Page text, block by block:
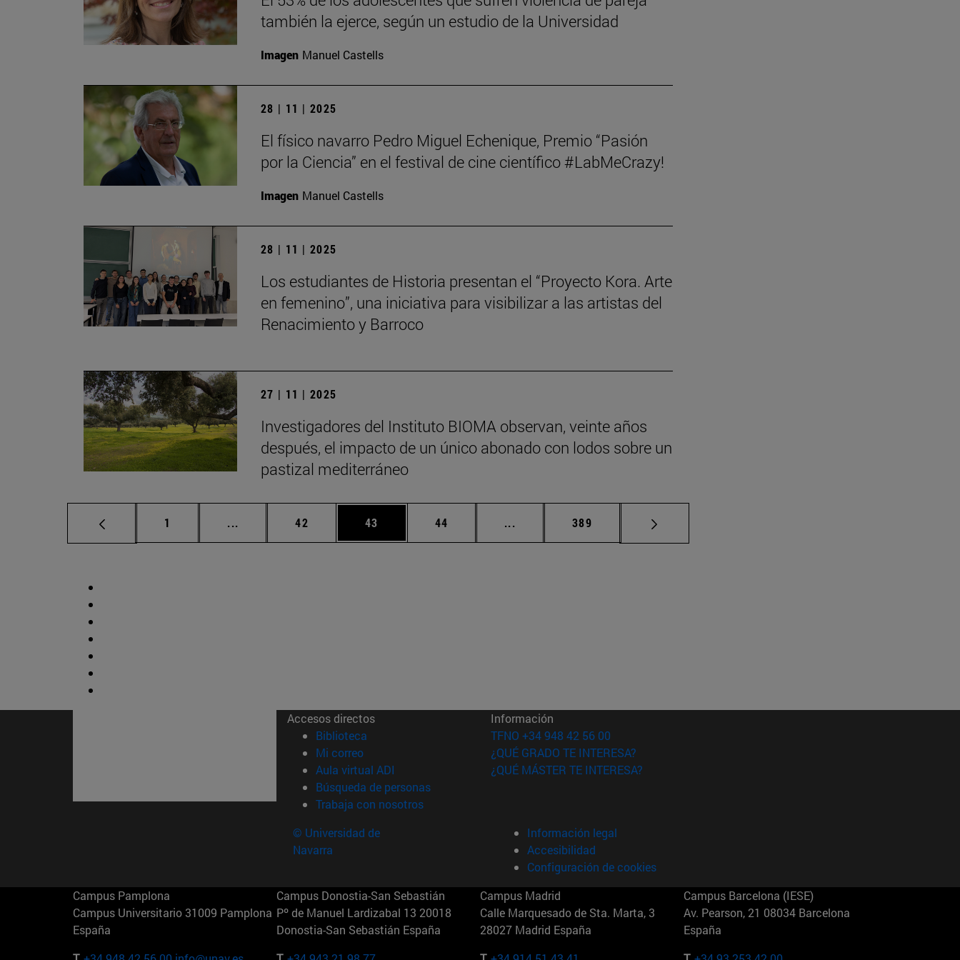
también la ejerce, según un estudio de la Universidad
Imagen Manuel Castells
28 | 11 | 2025
El físico navarro Pedro Miguel Echenique, Premio “Pasión
por la Ciencia” en el festival de cine científico #LabMeCrazy!
Imagen Manuel Castells
28 | 11 | 2025
Los estudiantes de Historia presentan el “Proyecto Kora. Arte
en femenino”, una iniciativa para visibilizar a las artistas del
Renacimiento y Barroco
27 | 11 | 2025
Investigadores del Instituto BIOMA observan, veinte años
después, el impacto de un único abonado con lodos sobre un
pastizal mediterráneo
Página
1 ... Páginas intermedias Use TAB para desplazarse.
Página
42 Página
43 Página
44 ... Páginas intermedias Use TAB para desplazarse.
Página
389
Accesos directos
Biblioteca (abre en nueva ventana)
Mi correo(abre en nueva ventana)
Aula virtual ADI (abre en nueva ventana)
Búsqueda de personas(abre en nueva ventana)
Trabaja con nosotros(abre en nueva ventana)
Información
TFNO +34 948 42 56 00
¿QUÉ GRADO TE INTERESA?
¿QUÉ MÁSTER TE INTERESA?
© Universidad de
Navarra
Información legal
Accesibilidad
Configuración de cookies
Campus Pamplona
Campus Universitario 31009 Pamplona
España
Campus Donostia-San Sebastián
Pº de Manuel Lardizabal 13 20018
Donostia-San Sebastián España
Campus Madrid
Calle Marquesado de Sta. Marta, 3
28027 Madrid España
Campus Barcelona (IESE)
Av. Pearson, 21 08034 Barcelona
España